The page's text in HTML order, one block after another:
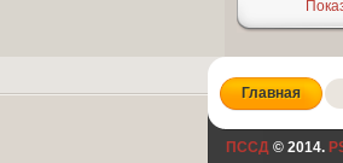
Главная
ПССД © 2014.